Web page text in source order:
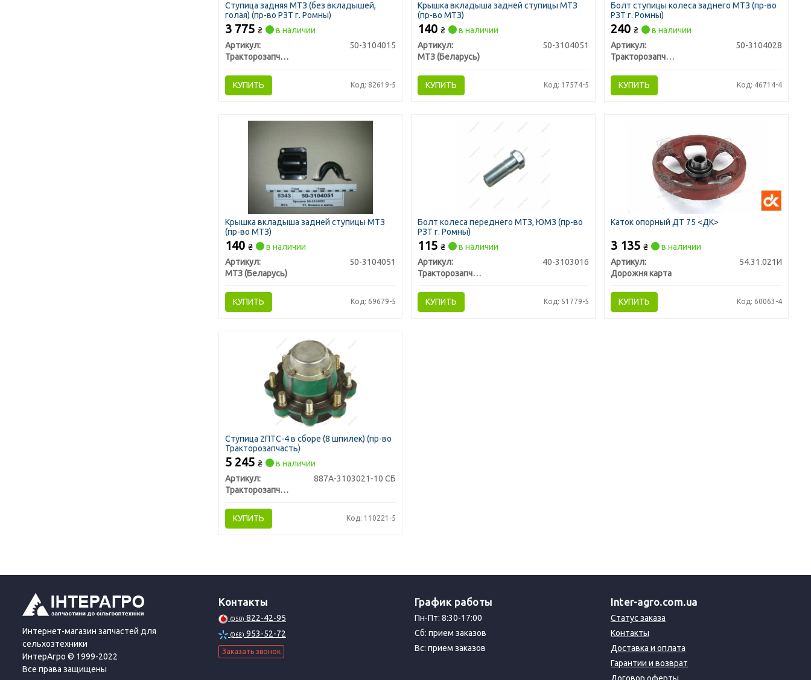
Ступица задняя МТЗ (без вкладышей,
голая) (пр-во РЗТ г. Ромны)
3 775 ₴
в наличии
Артикул:
50-3104015
Тракторозапчасть г. Ромны
КУПИТЬ Код: 82619-5
Крышка вкладыша задней ступицы МТЗ
(пр-во МТЗ)
140₴
в наличии
Артикул:
50-3104051
МТЗ (Беларусь)
КУПИТЬ Код: 17574-5
Болт ступицы колеса заднего МТЗ (пр-во
РЗТ г. Ромны)
240₴
в наличии
Артикул:
50-3104028
Тракторозапчасть г. Ромны
КУПИТЬ Код: 46714-4
Крышка вкладыша задней ступицы МТЗ
(пр-во МТЗ)
140 ₴
в наличии
Артикул:
50-3104051
МТЗ (Беларусь)
КУПИТЬ Код: 69679-5
Болт колеса переднего МТЗ, ЮМЗ (пр-во
РЗТ г. Ромны)
115₴
в наличии
Артикул:
40-3103016
Тракторозапчасть г. Ромны
КУПИТЬ Код: 51779-5
Каток опорный ДТ 75 <ДК>
3 135₴
в наличии
Артикул:
54.31.021И
Дорожня карта
КУПИТЬ Код: 60063-4
Ступица 2ПТС-4 в сборе (8 шпилек) (пр-во
Тракторозапчасть)
5 245 ₴
в наличии
Артикул:
887А-3103021-10 СБ
Тракторозапчасть г. Ромны
КУПИТЬ Код: 110221-5
Интернет-магазин запчастей для
сельхозтехники
ИнтерАгро © 1999-2022
Все права защищены
Контакты
(050) 822-42-95
(068) 953-52-72
Заказать звонок
График работы
Пн-Пт: 8:30-17:00
Сб: прием заказов
Вс: прием заказов
Inter-agro.com.ua
Статус заказа
Контакты
Доставка и оплата
Гарантии и возврат